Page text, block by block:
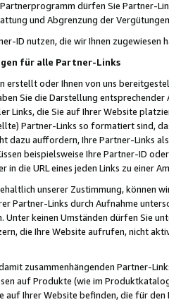
dürfen Sie Partner-
und Abgrenzung der
ID nutzen, die wir Ihnen zugewiesen
für alle Partner-Links
erstellt oder Ihnen von uns
Sie die Darstellung
Links, die Sie auf Ihrer Website
Partner-Links so formatiert sind,
dazu auffordern, Ihre Partner-Links
beispielsweise Ihre Partner-ID
in die URL eines jeden Links zu einer
unserer Zustimmung, können
Partner-Links durch Aufnahme
Unter keinen Umständen dürfen Sie
die Ihre Website aufrufen, nicht
zusammenhängenden Partner-
auf Produkte (wie im
auf Ihrer Website befinden, die für